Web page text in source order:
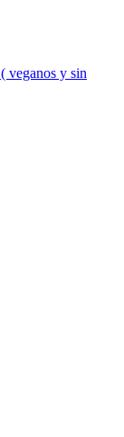
veganos y sin